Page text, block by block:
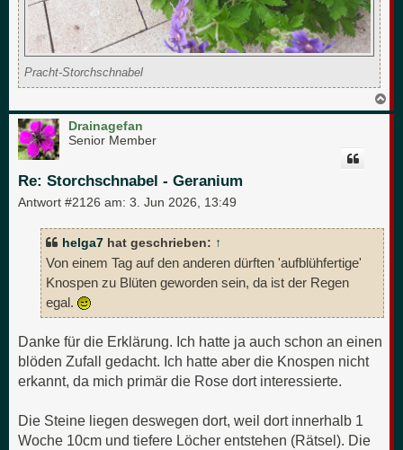
Pracht-Storchschnabel
a
Drainagefan
Senior Member
Re: Storchschnabel - Geranium
Antwort #2126 am: 3. Jun 2026, 13:49
helga7 hat geschrieben: ↑
Von einem Tag auf den anderen dürften 'aufblühfertige'
Knospen zu Blüten geworden sein, da ist der Regen
egal.
Danke für die Erklärung. Ich hatte ja auch schon an einen
blöden Zufall gedacht. Ich hatte aber die Knospen nicht
erkannt, da mich primär die Rose dort interessierte.
Die Steine liegen deswegen dort, weil dort innerhalb 1
Woche 10cm und tiefere Löcher entstehen (Rätsel). Die